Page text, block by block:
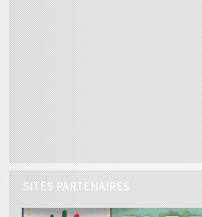
SITES PARTENAIRES